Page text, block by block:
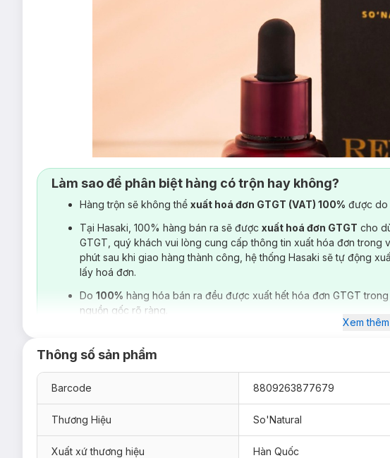
Làm sao để phân biệt hàng có trộn hay không?
Hàng trộn sẽ không thể xuất hoá đơn GTGT (VAT) 100% được do
Tại Hasaki, 100% hàng bán ra sẽ được xuất hoá đơn GTGT cho
GTGT, quý khách vui lòng cung cấp thông tin xuất hóa đơn trong
phút sau khi giao hàng thành công, hệ thống Hasaki sẽ tự động
lấy hoá đơn.
Do 100% hàng hóa bán ra đều được xuất hết hóa đơn GTGT
nguồn gốc rõ ràng.
Xem thêm
Thông số sản phẩm
Barcode 8809263877679
Thương Hiệu So'Natural
Xuất xứ thương hiệu Hàn Quốc